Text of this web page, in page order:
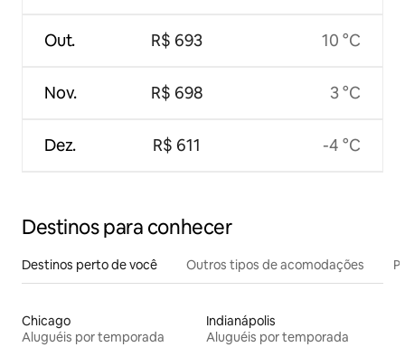
Out.
Nov.
Dez.
R$ 693
R$ 698
R$ 611
10 °C
3 °C
-4 °C
Destinos para conhecer
Destinos perto de você Outros tipos de acomodações
Chicago
Aluguéis por temporada
Indianápolis
Aluguéis por temporada